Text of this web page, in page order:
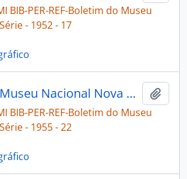
BIB-PER-REF-Boletim do Museu
- 1952 - 17
[Boletim do Museu Nacional Nova Série: Geologia]
BIB-PER-REF-Boletim do Museu
- 1955 - 22